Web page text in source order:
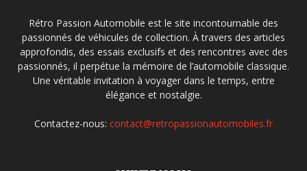
Rétro Passion Automobile est le site incontournable des
passionnés de véhicules de collection. À travers des articles
approfondis, des essais exclusifs et des rencontres avec des
passionnés, il perpétue la mémoire de l’automobile classique.
Une véritable invitation à voyager dans le temps, entre
élégance et nostalgie.
Contactez-nous: contact@retropassionautomobiles.fr